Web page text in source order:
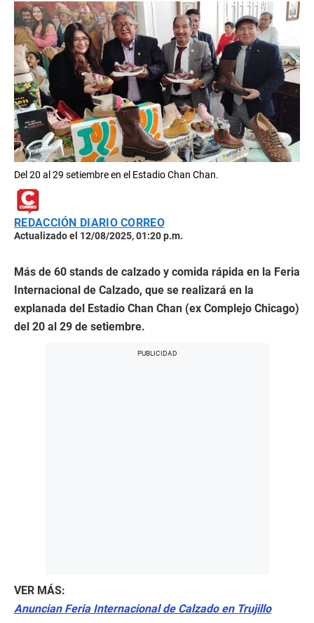
Del 20 al 29 setiembre en el Estadio Chan Chan.
REDACCIÓN DIARIO CORREO
Actualizado el 12/08/2025, 01:20 p.m.
Más de 60 stands de calzado y comida rápida en la Feria
Internacional de Calzado, que se realizará en la
explanada del Estadio Chan Chan (ex Complejo Chicago)
del 20 al 29 de setiembre.
VER MÁS:
Anuncian Feria Internacional de Calzado en Trujillo